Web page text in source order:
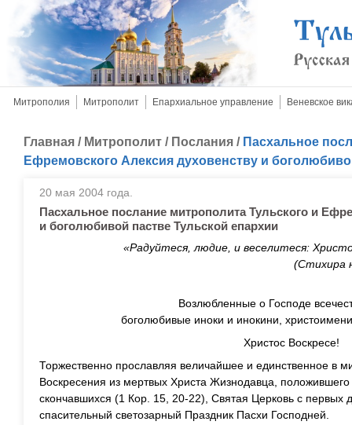
Митрополия Митрополит Епархиальное управление Веневское
Главная / Митрополит / Послания / Пасхальное
Ефремовского Алексия духовенству и
20 мая 2004 года.
Пасхальное послание митрополита Тульского и
и боголюбивой пастве Тульской епархии
«Радуйтеся, людие, и веселитеся:
(Стихира на Хвалитех
Возлюбленные о Господе
боголюбивые иноки и инокини,
Христос Воскресе!
Торжественно прославляя величайшее и единственное в
Воскресения из мертвых Христа Жизнодавца, положившего
скончавшихся (1 Кор. 15, 20-22), Святая Церковь с первых
спасительный светозарный Праздник Пасхи Господней.